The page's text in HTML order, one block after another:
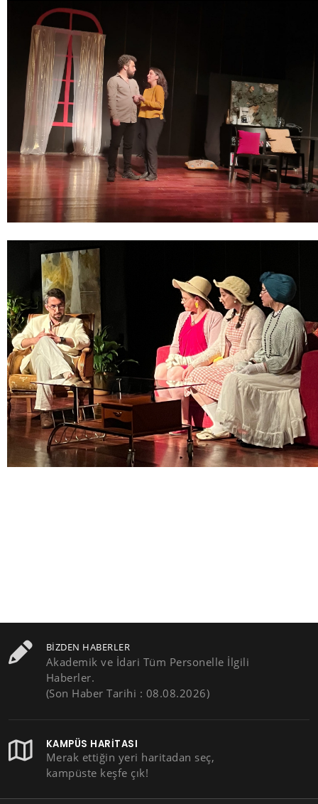
BIZDEN HABERLER
Akademik ve İdari Tüm Personelle İlgili
Haberler.
(Son Haber Tarihi : 08.08.2026)
KAMPÜS HARITASI
Merak ettiğin yeri haritadan seç,
kampüste keşfe çık!